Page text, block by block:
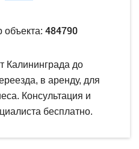
объекта: 484790
Калининграда до
в аренду, для
Консультация и
бесплатно.